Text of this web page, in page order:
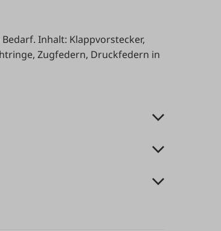
Inhalt: Klappvorstecker,
Zugfedern, Druckfedern in